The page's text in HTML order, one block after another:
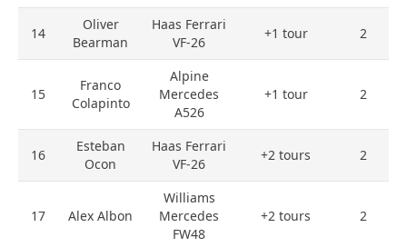
14
Oliver
Bearman
Haas Ferrari
VF-26
+1 tour 2
15
Franco
Colapinto
Alpine
Mercedes
A526
+1 tour 2
16
Esteban
Ocon
Haas Ferrari
VF-26
+2 tours 2
17 Alex Albon
Williams
Mercedes
FW48
+2 tours 2